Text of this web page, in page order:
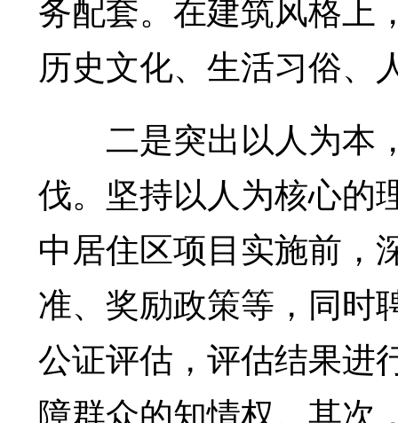
历史文化、生活习俗、
二是突出以人为本
伐。坚持以人为核心的
中居住区项目实施前，
准、奖励政策等，同时
公证评估，评估结果进
障群众的知情权。其次